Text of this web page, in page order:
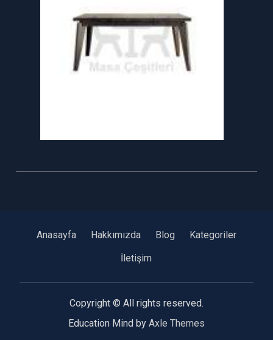
Anasayfa Hakkımızda Blog
Kategoriler
İletişim
Copyright © All rights reserved.
Education Mind by Axle Themes